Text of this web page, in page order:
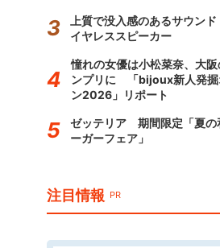
上質で没入感のあるサウン
イヤレススピーカー
憧れの女優は小松菜奈、大
ンプリに 「bijoux新人発掘
ン2026」リポート
ゼッテリア 期間限定「夏の
ーガーフェア」
注目情報 PR